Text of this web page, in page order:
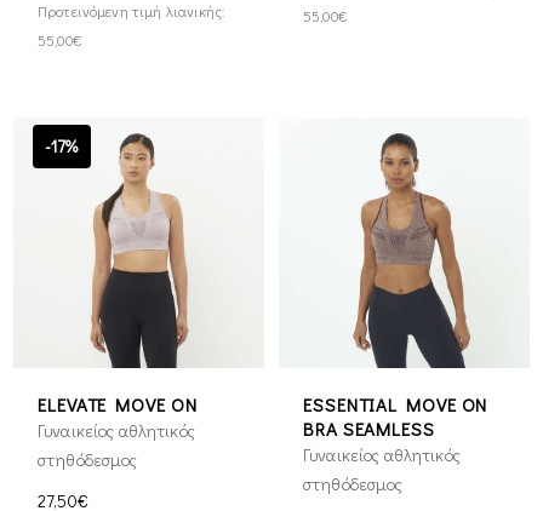
Προτεινόμενη τιμή λιανικής:
55,00€
55,00€
-17%
ELEVATE MOVE ON
Γυναικείος αθλητικός
στηθόδεσμος
27,50€
ESSENTIAL MOVE ON
BRA SEAMLESS
Γυναικείος αθλητικός
στηθόδεσμος